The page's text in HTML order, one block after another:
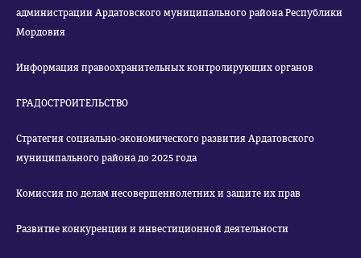
администрации Ардатовского муниципального района Республики
Мордовия
Информация правоохранительных контролирующих органов
ГРАДОСТРОИТЕЛЬСТВО
Стратегия социально-экономического развития Ардатовского
муниципального района до 2025 года
Комиссия по делам несовершеннолетних и защите их прав
Развитие конкуренции и инвестиционной деятельности